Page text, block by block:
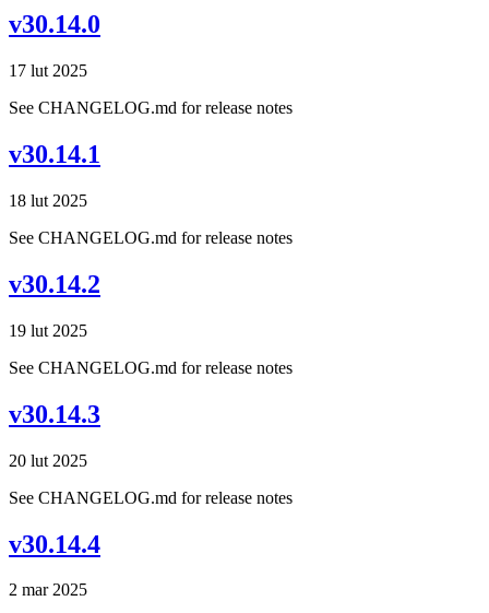
v30.14.0
17 lut 2025
See CHANGELOG.md for release notes
v30.14.1
18 lut 2025
See CHANGELOG.md for release notes
v30.14.2
19 lut 2025
See CHANGELOG.md for release notes
v30.14.3
20 lut 2025
See CHANGELOG.md for release notes
v30.14.4
2 mar 2025